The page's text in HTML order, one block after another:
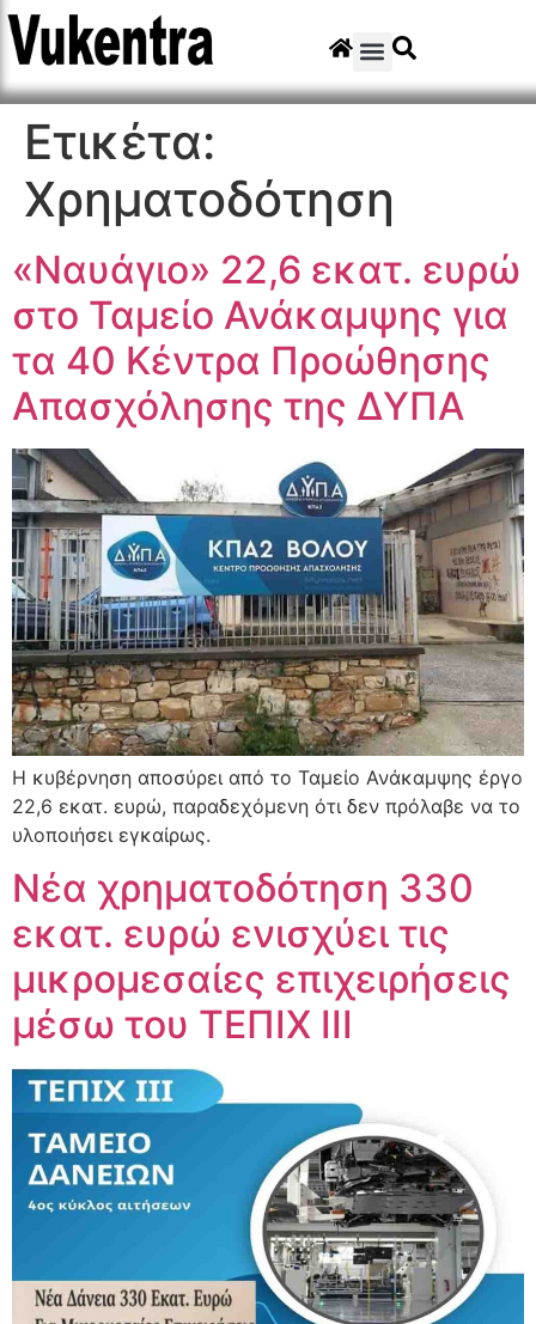
Ετικέτα:
Χρηματοδότηση
«Ναυάγιο» 22,6 εκατ. ευρώ
στο Ταμείο Ανάκαμψης για
τα 40 Κέντρα Προώθησης
Απασχόλησης της ΔΥΠΑ
Η κυβέρνηση αποσύρει από το Ταμείο Ανάκαμψης έργο
22,6 εκατ. ευρώ, παραδεχόμενη ότι δεν πρόλαβε να το
υλοποιήσει εγκαίρως.
Νέα χρηματοδότηση 330
εκατ. ευρώ ενισχύει τις
μικρομεσαίες επιχειρήσεις
μέσω του ΤΕΠΙΧ ΙΙΙ